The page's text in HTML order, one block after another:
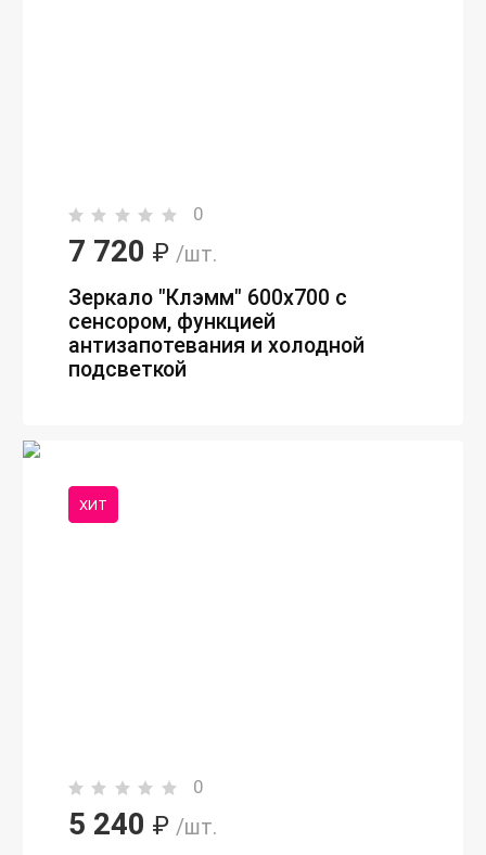
0
7 720 ₽ /шт.
Зеркало "Клэмм" 600х700 с
сенсором, функцией
антизапотевания и холодной
подсветкой
ХИТ
0
5 240 ₽ /шт.